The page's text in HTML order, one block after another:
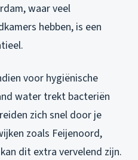
waar veel
hebben, is een
voor hygiënische
water trekt bacteriën
zich snel door je
zoals Feijenoord,
dit extra vervelend zijn.